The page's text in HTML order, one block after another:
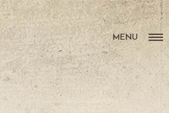
MENU